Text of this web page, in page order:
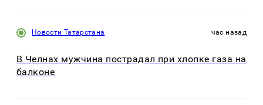
Новости Татарстана час назад
В Челнах мужчина пострадал при хлопке газа на
балконе